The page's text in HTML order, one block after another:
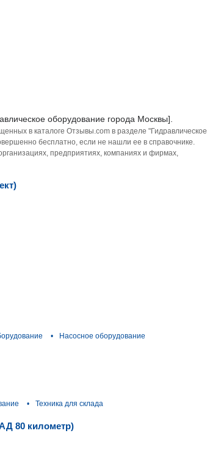
оборудование города Москвы].
в каталоге Отзывы.com в разделе "Гидравлическое
бесплатно, если не нашли ее в справочнике.
предприятиях, компаниях и фирмах,
•
Насосное оборудование
• Техника для склада
80 километр)